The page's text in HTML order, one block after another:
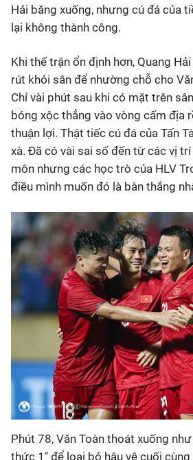
Hải băng xuống, nhưng cú đá của
lại không thành công.
Khi thế trận ổn định hơn, Quang
rút khỏi sân để nhường chỗ cho
Chỉ vài phút sau khi có mặt trên
bóng xộc thẳng vào vòng cấm địa
thuận lợi. Thật tiếc cú đá của Tấn
xà. Đã có vài sai số đến từ các vị
môn nhưng các học trò của HLV
điều mình muốn đó là bàn thắng
Phút 78, Văn Toàn thoát xuống
thức 1" để loại bỏ hậu vệ cuối